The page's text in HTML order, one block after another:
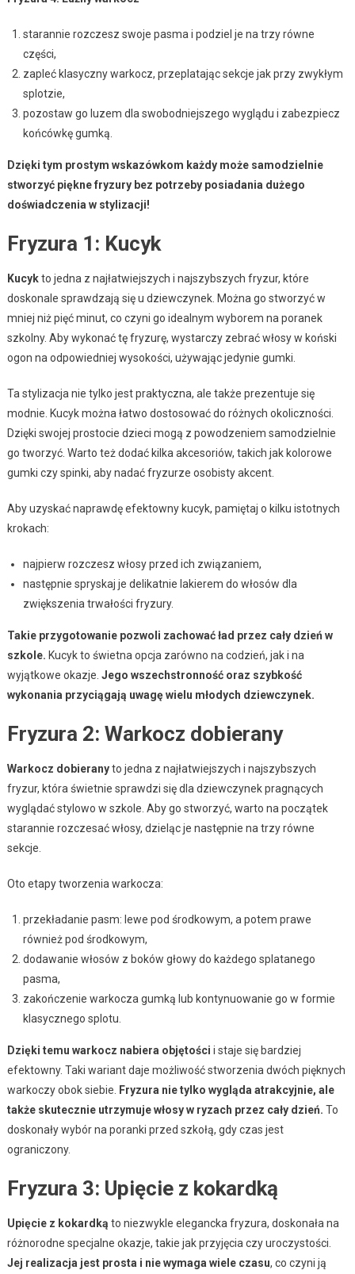
starannie rozczesz swoje pasma i podziel je na trzy równe
części,
zapleć klasyczny warkocz, przeplatając sekcje jak przy zwykłym
splotzie,
pozostaw go luzem dla swobodniejszego wyglądu i zabezpiecz
końcówkę gumką.
Dzięki tym prostym wskazówkom każdy może samodzielnie
stworzyć piękne fryzury bez potrzeby posiadania dużego
doświadczenia w stylizacji!
Fryzura 1: Kucyk
Kucykto jedna z najłatwiejszych i najszybszych fryzur, które
doskonale sprawdzają się u dziewczynek. Można go stworzyć w
mniej niż pięć minut, co czyni go idealnym wyborem na poranek
szkolny. Aby wykonać tę fryzurę, wystarczy zebrać włosy w koński
ogon na odpowiedniej wysokości, używając jedynie gumki.
Ta stylizacja nie tylko jest praktyczna, ale także prezentuje się
modnie. Kucyk można łatwo dostosować do różnych okoliczności.
Dzięki swojej prostocie dzieci mogą z powodzeniem samodzielnie
go tworzyć. Warto też dodać kilka akcesoriów, takich jak kolorowe
gumki czy spinki, aby nadać fryzurze osobisty akcent.
Aby uzyskać naprawdę efektowny kucyk, pamiętaj o kilku istotnych
krokach:
najpierw rozczesz włosy przed ich związaniem,
następnie spryskaj je delikatnie lakierem do włosów dla
zwiększenia trwałości fryzury.
Takie przygotowanie pozwoli zachować ład przez cały dzień w
szkole. Kucyk to świetna opcja zarówno na codzień, jak i na
wyjątkowe okazje. Jego wszechstronność oraz szybkość
wykonania przyciągają uwagę wielu młodych dziewczynek.
Fryzura 2: Warkocz dobierany
Warkocz dobieranyto jedna z najłatwiejszych i najszybszych
fryzur, która świetnie sprawdzi się dla dziewczynek pragnących
wyglądać stylowo w szkole. Aby go stworzyć, warto na początek
starannie rozczesać włosy, dzieląc je następnie na trzy równe
sekcje.
Oto etapy tworzenia warkocza:
przekładanie pasm: lewe pod środkowym, a potem prawe
również pod środkowym,
dodawanie włosów z boków głowy do każdego splatanego
pasma,
zakończenie warkocza gumką lub kontynuowanie go w formie
klasycznego splotu.
Dzięki temu warkocz nabiera objętości i staje się bardziej
efektowny. Taki wariant daje możliwość stworzenia dwóch pięknych
warkoczy obok siebie.
Fryzura nie tylko wygląda atrakcyjnie, ale
także skutecznie utrzymuje włosy w ryzach przez cały dzień. To
doskonały wybór na poranki przed szkołą, gdy czas jest
ograniczony.
Fryzura 3: Upięcie z kokardką
Upięcie z kokardką to niezwykle elegancka fryzura, doskonała na
różnorodne specjalne okazje, takie jak przyjęcia czy uroczystości.
Jej realizacja jest prosta i nie wymaga wiele czasu, co czyni ją